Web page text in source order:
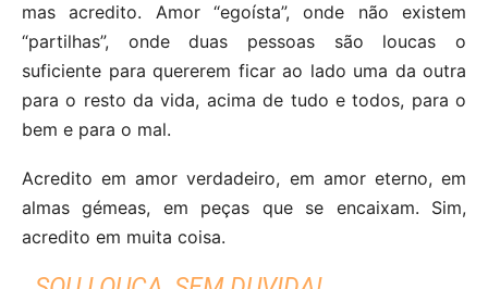
mas acredito. Amor “egoísta”, onde não existem
“partilhas”, onde duas pessoas são loucas o
suficiente para quererem ficar ao lado uma da outra
para o resto da vida, acima de tudo e todos, para o
bem e para o mal.
Acredito em amor verdadeiro, em amor eterno, em
almas gémeas, em peças que se encaixam. Sim,
acredito em muita coisa.